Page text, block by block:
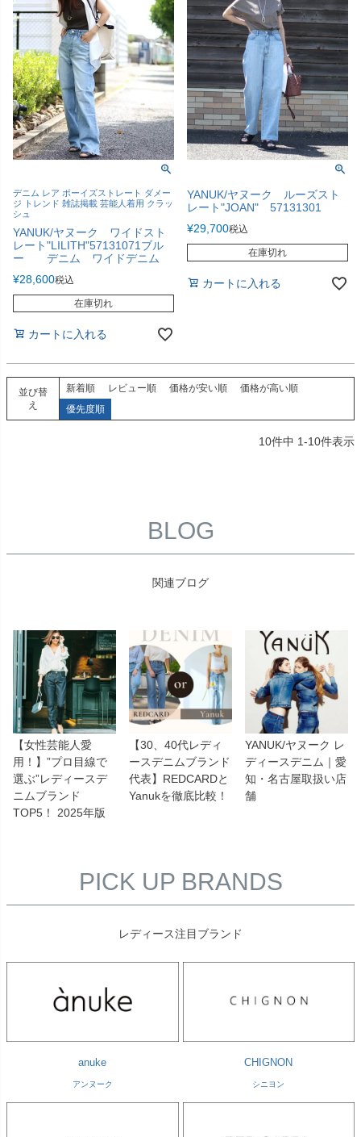
デニム レア ボーイズストレート ダメー
ジ トレンド 雑誌掲載 芸能人着用 クラッ
シュ
YANUK/ヤヌーク ワイドスト
レート"LILITH"57131071ブル
ー デニム ワイドデニム
¥28,600税込
在庫切れ
カートに入れる
YANUK/ヤヌーク ルーズスト
レート"JOAN" 57131301
¥29,700税込
在庫切れ
カートに入れる
並び替
え
新着順 レビュー順 価格が安い順
価格が高い順
優先度順
10件中 1-10件表示
BLOG
関連ブログ
【女性芸能人愛
用！】”プロ目線で
選ぶ”レディースデ
ニムブランド
TOP5！ 2025年版
【30、40代レディ
ースデニムブランド
代表】REDCARDと
Yanukを徹底比較！
YANUK/ヤヌーク レ
ディースデニム｜愛
知・名古屋取扱い店
舗
PICK UP BRANDS
レディース注目ブランド
anuke
アンヌーク
CHIGNON
シニヨン